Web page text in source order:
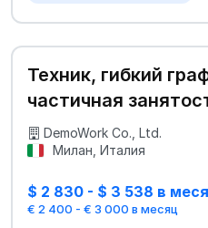
Техник, гибкий
частичная
DemoWork Co., Ltd.
Милан, Италия
$ 2 830 - $ 3 538 в
€ 2 400 - € 3 000 в месяц